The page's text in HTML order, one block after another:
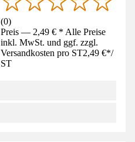
(0)
Preis — 2,49 € * Alle Preise
inkl. MwSt. und ggf. zzgl.
Versandkosten pro ST2,49 €*/
ST